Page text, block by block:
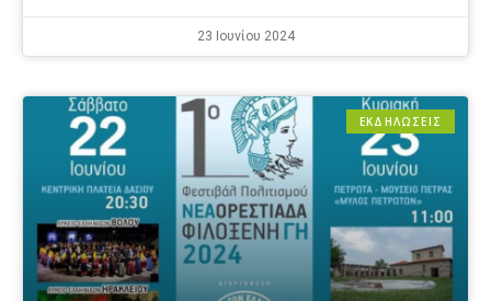
23 Ιουνίου 2024
ΕΚΔΗΛΩΣΕΙΣ